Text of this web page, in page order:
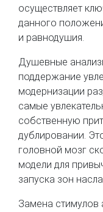
осуществляет
данного
и равнодушия.
Душевные
поддержание
модернизации
самые
собственную
дублировании.
головной мозг
модели для
запуска зон
Замена стимулов